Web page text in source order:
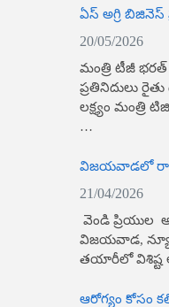
ఏస్ అగ్రి బిజినెస్
20/05/2026
మంత్రి టీజీ భ‌ర‌త్
ప్రతినిదులు
లక్ష్యం మంత్రి
…
విజయవాడలో రాస
21/04/2026
వెండి ప్రియుల
విజయవాడ,
తయారీలో విశిష్ట
ఆరోగ్యం కోసం